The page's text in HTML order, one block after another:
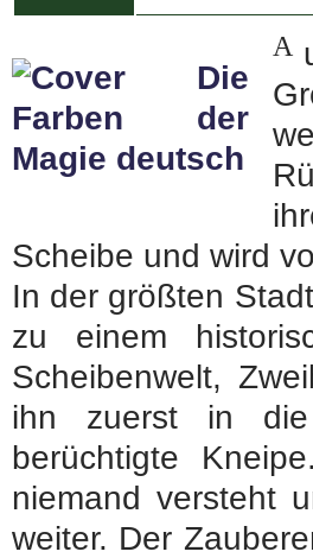
A
Scheibe und wird
In der größten
zu einem
Scheibenwelt,
ihn zuerst in die
berüchtigte
niemand versteht
weiter. Der